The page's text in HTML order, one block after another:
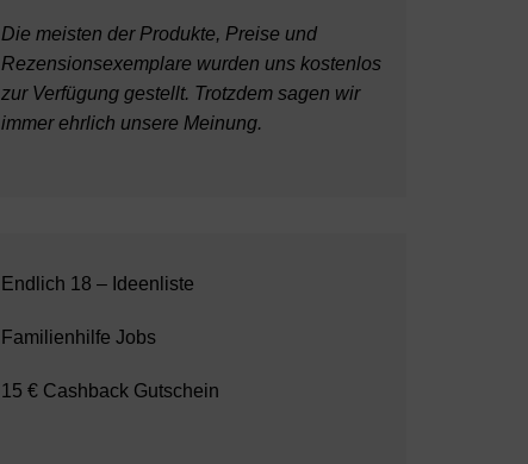
Die meisten der Produkte, Preise und
Rezensionsexemplare wurden uns kostenlos
zur Verfügung gestellt. Trotzdem sagen wir
immer ehrlich unsere Meinung.
Endlich 18 – Ideenliste
Familienhilfe Jobs
15 € Cashback Gutschein